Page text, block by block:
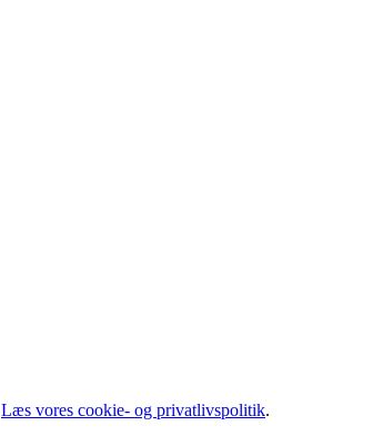
Læs vores cookie- og privatlivspolitik.